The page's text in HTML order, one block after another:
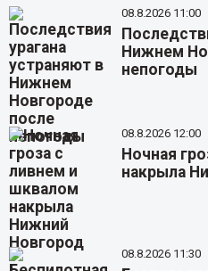
08.8.2026 11:00
Нижнем
непогоды
08.8.2026 12:00
Ночная
накрыла
08.8.2026 11:30